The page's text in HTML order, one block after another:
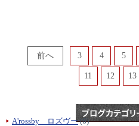
3 4 5
11 12 13
A'rossby ロズヴー(6)